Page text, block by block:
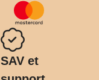
SAV et